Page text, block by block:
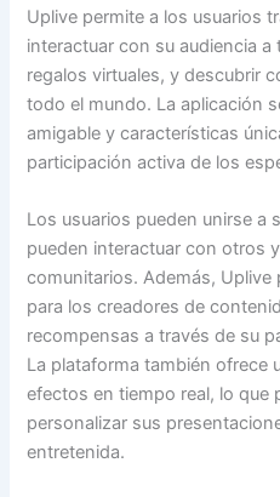
Uplive permite a los usuarios
interactuar con su audiencia
regalos virtuales, y descubrir
todo el mundo. La aplicación
amigable y características
participación activa de los
Los usuarios pueden unirse a
pueden interactuar con otros
comunitarios. Además,
para los creadores de
recompensas a través de su
La plataforma también ofrece
efectos en tiempo real, lo que
personalizar sus
entretenida.